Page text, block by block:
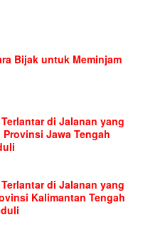
Bijak untuk Meminjam
di Jalanan yang
Jawa Tengah
di Jalanan yang
Kalimantan Tengah